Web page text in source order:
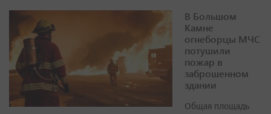
В Большом
Камне
огнеборцы МЧС
потушили
пожар в
заброшенном
здании
Общая площадь